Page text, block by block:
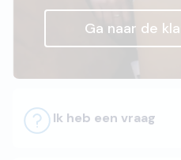
Ga naar de
Ik heb een vraag